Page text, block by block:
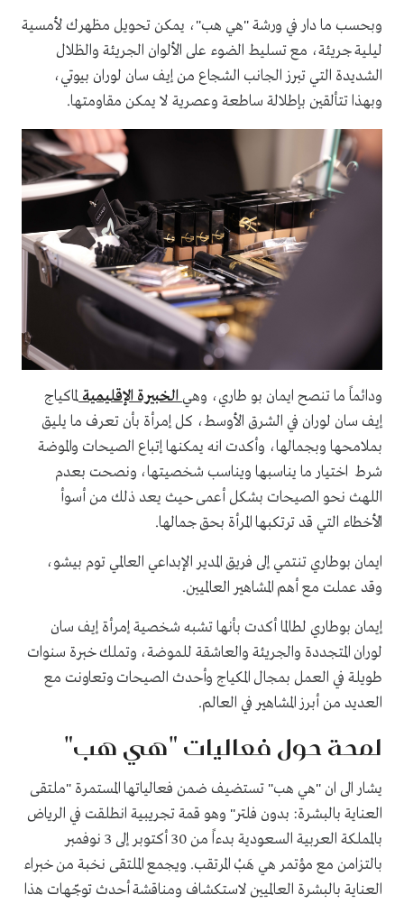
وبحسب ما دار في ورشة "هي هب"، يمكن تحويل مظهرك لأمسية
ليلية جريئة، مع تسليط الضوء على الألوان الجريئة والظلال
الشديدة التي تبرز الجانب الشجاع من إيف سان لوران بيوتي،
وبهذا تتألقين بإطلالة ساطعة وعصرية لا يمكن مقاومتها.
ودائماً ما تنصح ايمان بو طاري، وهي الخبيرة الإقليمية لماكياج
إيف سان لوران في الشرق الأوسط، كل إمرأة بأن تعرف ما يليق
بملامحها وبجمالها، وأكدت انه يمكنها إتباع الصيحات والموضة
شرط اختيار ما يناسبها ويناسب شخصيتها، ونصحت بعدم
اللهث نحو الصيحات بشكل أعمى حيث يعد ذلك من أسوأ
الأخطاء التي قد ترتكبها المرأة بحق جمالها.
ايمان بوطاري تنتمي إلى فريق المدير الإبداعي العالمي توم بيشو،
وقد عملت مع أهم المشاهير العالميين.
إيمان بوطاري لطالما أكدت بأنها تشبه شخصية إمرأة إيف سان
لوران المتجددة والجريئة والعاشقة للموضة، وتملك خبرة سنوات
طويلة في العمل بمجال المكياج وأحدث الصيحات وتعاونت مع
العديد من أبرز المشاهير في العالم.
لمحة حول فعاليات "هي هب"
يشار الى ان "هي هب" تستضيف ضمن فعالياتها المستمرة "ملتقى
العناية بالبشرة: بدون فلتر" وهو قمة تجريبية انطلقت في الرياض
بالمملكة العربية السعودية بدءاً من 30 أكتوبر إلى 3 نوفمبر
بالتزامن مع مؤتمر هي هَبْ المرتقب. ويجمع الملتقى نخبة من خبراء
العناية بالبشرة العالميين لاستكشاف ومناقشة أحدث توجّهات هذا